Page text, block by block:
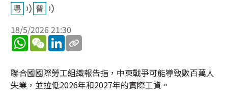
18/5/2026 21:30
WhatsApp
WeChatLinkedIn
聯合國國際勞工組織報告指，中東戰爭可能導致數百萬人
失業，並拉低2026年和2027年的實際工資。